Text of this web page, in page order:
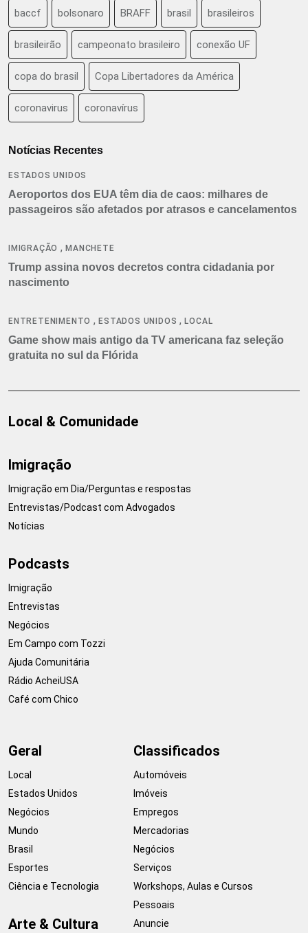
baccf bolsonaro BRAFF brasil brasileiros
brasileirão campeonato brasileiro conexão UF
copa do brasil Copa Libertadores da América
coronavirus coronavírus
Notícias Recentes
ESTADOS UNIDOS
Aeroportos dos EUA têm dia de caos: milhares de
passageiros são afetados por atrasos e cancelamentos
IMIGRAÇÃO ,MANCHETE
Trump assina novos decretos contra cidadania por
nascimento
ENTRETENIMENTO ,ESTADOS UNIDOS ,LOCAL
Game show mais antigo da TV americana faz seleção
gratuita no sul da Flórida
Local & Comunidade
Imigração
Imigração em Dia/Perguntas e respostas
Entrevistas/Podcast com Advogados
Notícias
Podcasts
Imigração
Entrevistas
Negócios
Em Campo com Tozzi
Ajuda Comunitária
Rádio AcheiUSA
Café com Chico
Geral
Local
Estados Unidos
Negócios
Mundo
Brasil
Esportes
Ciência e Tecnologia
Arte & Cultura
Classificados
Automóveis
Imóveis
Empregos
Mercadorias
Negócios
Serviços
Workshops, Aulas e Cursos
Pessoais
Anuncie